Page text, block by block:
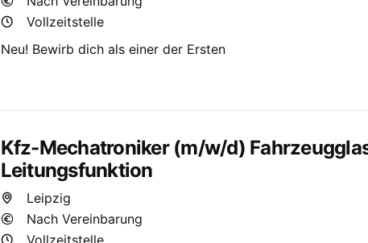
Vollzeitstelle
Neu! Bewirb dich als einer der Ersten
Kfz-Mechatroniker (m/w/d)
Leitungsfunktion
Leipzig
Nach Vereinbarung
Vollzeitstelle